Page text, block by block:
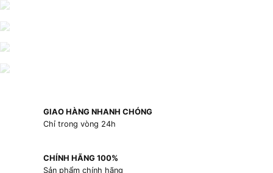
GIAO HÀNG NHANH CHÓNG
Chỉ trong vòng 24h
CHÍNH HÃNG 100%
Sản phẩm chính hãng